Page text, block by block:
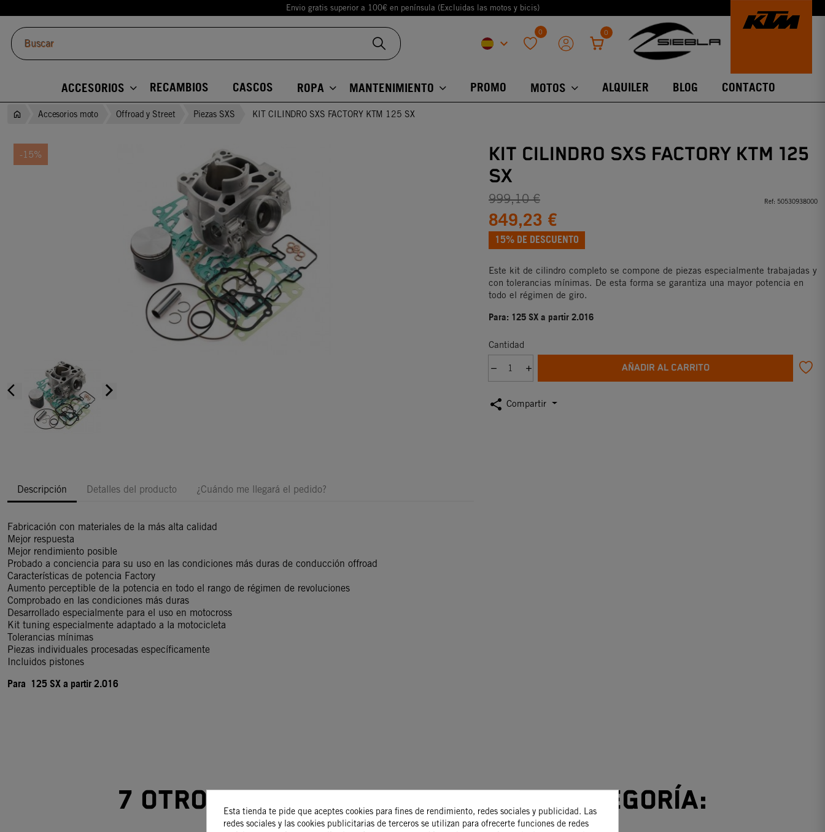
Envio gratis superior a 100€ en península (Excluidas las motos y bicis)
keyboard_arrow_down
0 0
ACCESORIOS RECAMBIOS CASCOS ROPA MANTENIMIENTO PROMO MOTOS ALQUILER BLOG CONTACTO
Accesorios moto Offroad y Street Piezas SXS KIT CILINDRO SXS FACTORY KTM 125 SX
-15%
arrow_back_ios arrow_forward_ios
Descripción Detalles del producto ¿Cuándo me llegará el pedido?
Fabricación con materiales de la más alta calidad
Mejor respuesta
Mejor rendimiento posible
Probado a conciencia para su uso en las condiciones más duras de conducción offroad
Características de potencia Factory
Aumento perceptible de la potencia en todo el rango de régimen de revoluciones
Comprobado en las condiciones más duras
Desarrollado especialmente para el uso en motocross
Kit tuning especialmente adaptado a la motocicleta
Tolerancias mínimas
Piezas individuales procesadas específicamente
Incluidos pistones
Para 125 SXa partir 2.016
KIT CILINDRO SXS FACTORY KTM 125
SX
999,10 €
849,23 €
15% DE DESCUENTO
Ref: 50530938000
Este kit de cilindro completo se compone de piezas especialmente trabajadas y
con tolerancias mínimas. De esta forma se garantiza una mayor potencia en
todo el régimen de giro.
Para: 125 SX a partir 2.016
Cantidad
AÑADIR AL CARRITO
share Compartir
7 otros productos en la misma categoría:
Esta tienda te pide que aceptes cookies para fines de rendimiento, redes sociales y publicidad. Las
redes sociales y las cookies publicitarias de terceros se utilizan para ofrecerte funciones de redes